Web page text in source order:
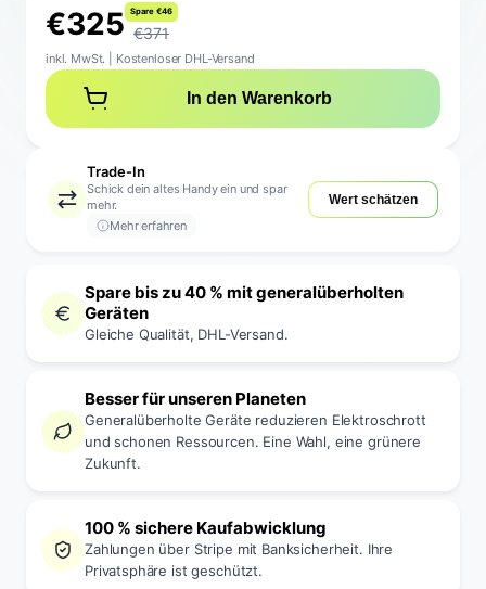
€325 Spare €46
€371
inkl. MwSt. Kostenloser DHL-Versand
In den Warenkorb
Trade-In
Mehr erfahren
Schick dein altes Handy ein und spar
mehr.
Wert schätzen
Spare bis zu 40 % mit generalüberholten
Geräten
Gleiche Qualität, DHL-Versand.
Besser für unseren Planeten
Generalüberholte Geräte reduzieren Elektroschrott
und schonen Ressourcen. Eine Wahl, eine grünere
Zukunft.
100 % sichere Kaufabwicklung
Zahlungen über Stripe mit Banksicherheit. Ihre
Privatsphäre ist geschützt.